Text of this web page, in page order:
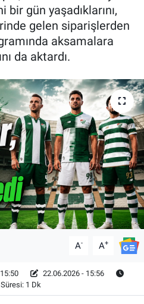
bir gün yaşadıklarını,
gelen siparişlerden
aksamalara
da aktardı.
A- A+
22.06.2026 - 15:56
1 Dk